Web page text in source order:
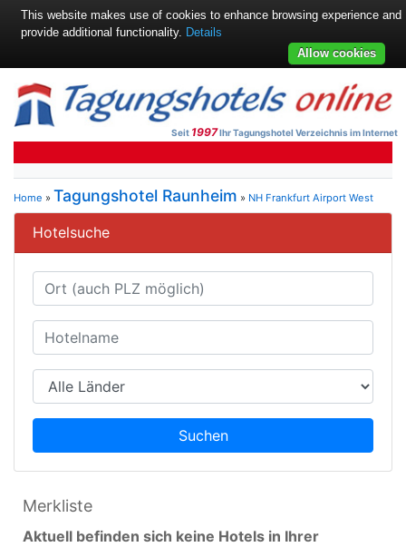
Seit 1997Ihr Tagungshotel Verzeichnis im Internet
Home » Tagungshotel Raunheim » NH Frankfurt Airport West
Hotelsuche
Suchen
Merkliste
Aktuell befinden sich keine Hotels in Ihrer
This website makes use of cookies to enhance browsing experience and
provide additional functionality. Details
Allow cookies